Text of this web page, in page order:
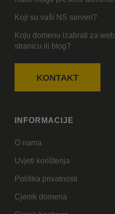
Koji su vaši NS serveri?
Koju domenu izabrati za web
stranicu ili blog?
KONTAKT
INFORMACIJE
O nama
Uvjeti korištenja
Politika privatnosti
Cjenik domena